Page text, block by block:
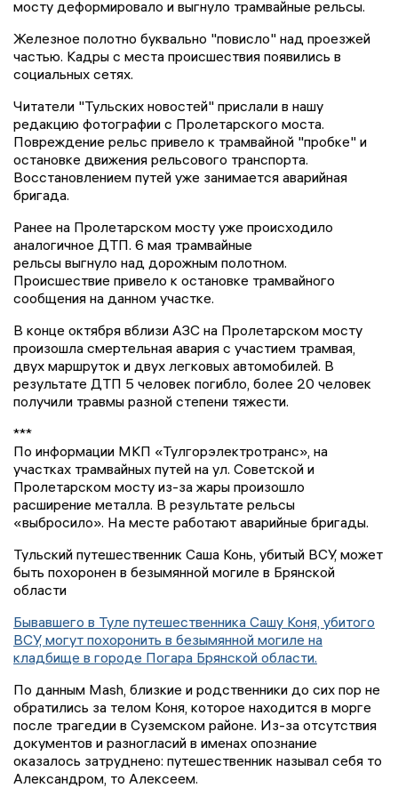
мосту деформировало и выгнуло трамвайные рельсы.
Железное полотно буквально "повисло" над проезжей
частью. Кадры с места происшествия появились в
социальных сетях.
Читатели "Тульских новостей" прислали в нашу
редакцию фотографии с Пролетарского моста.
Повреждение рельс привело к трамвайной "пробке" и
остановке движения рельсового транспорта.
Восстановлением путей уже занимается аварийная
бригада.
Ранее на Пролетарском мосту уже происходило
аналогичное ДТП. 6 мая трамвайные
рельсы выгнуло над дорожным полотном.
Происшествие привело к остановке трамвайного
сообщения на данном участке.
В конце октября вблизи АЗС на Пролетарском мосту
произошла смертельная авария с участием трамвая,
двух маршруток и двух легковых автомобилей. В
результате ДТП 5 человек погибло, более 20 человек
получили травмы разной степени тяжести.
***
По информации МКП «Тулгорэлектротранс», на
участках трамвайных путей на ул. Советской и
Пролетарском мосту из-за жары произошло
расширение металла. В результате рельсы
«выбросило». На месте работают аварийные бригады.
Тульский путешественник Саша Конь, убитый ВСУ, может
быть похоронен в безымянной могиле в Брянской
области
Бывавшего в Туле путешественника Сашу Коня, убитого
ВСУ, могут похоронить в безымянной могиле на
кладбище в городе Погара Брянской области.
По данным Mash, близкие и родственники до сих пор не
обратились за телом Коня, которое находится в морге
после трагедии в Суземском районе. Из-за отсутствия
документов и разногласий в именах опознание
оказалось затруднено: путешественник называл себя то
Александром, то Алексеем.